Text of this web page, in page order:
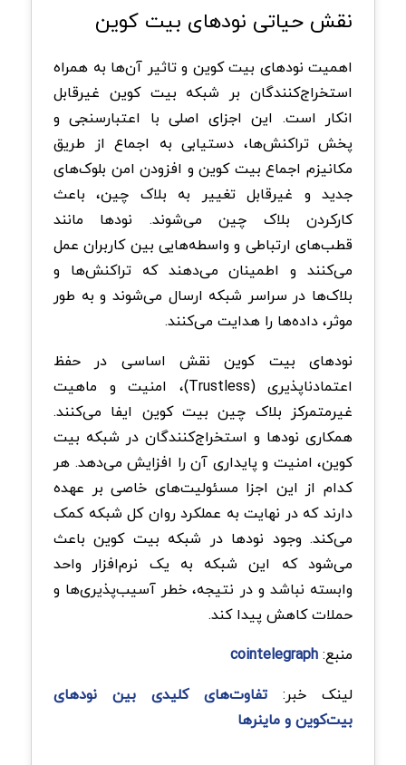
نقش حیاتی نود‌های بیت‌ کوین
اهمیت نود‌های بیت‌ کوین و تاثیر آن‌ها به همراه
استخراج‌کنندگان بر شبکه بیت‌ کوین غیرقابل
انکار است. این اجزای اصلی با اعتبارسنجی و
پخش تراکنش‌ها، دستیابی به اجماع از طریق
مکانیزم اجماع بیت‌ کوین و افزودن امن بلوک‌های
جدید و غیرقابل تغییر به بلاک‌ چین، باعث
کارکردن بلاک‌ چین می‌شوند. نود‌ها مانند
قطب‌های ارتباطی و واسطه‌هایی بین کاربران عمل
می‌کنند و اطمینان می‌دهند که تراکنش‌ها و
بلاک‌ها در سراسر شبکه ارسال می‌شوند و به طور
موثر، داده‌ها را هدایت می‌کنند.
نود‌های بیت‌ کوین نقش اساسی در حفظ
اعتمادناپذیری (Trustless)، امنیت و ماهیت
غیرمتمرکز بلاک‌ چین بیت‌ کوین ایفا می‌کنند.
همکاری نود‌ها و استخراج‌کنندگان در شبکه بیت‌
کوین، امنیت و پایداری آن را افزایش می‌دهد. هر
کدام از این اجزا مسئولیت‌های خاصی بر عهده
دارند که در نهایت به عملکرد روان کل شبکه کمک
می‌کند. وجود نود‌ها در شبکه بیت‌ کوین باعث
می‌شود که این شبکه به یک نرم‌افزار واحد
وابسته نباشد و در نتیجه، خطر آسیب‌پذیری‌ها و
حملات کاهش پیدا کند.
منبع:cointelegraph
لینک خبر: تفاوت‌های کلیدی بین نودهای
بیت‌کوین و ماینرها